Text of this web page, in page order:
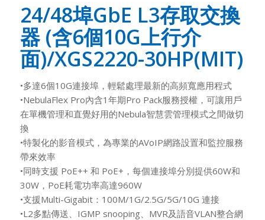
24/48埠GbE L3存取交換
器 (含6個10G上行介
面)/XGS2220-30HP(MIT)
•多達6個10G連接埠，輕鬆處理最新的高頻寬應用程式
•NebulaFlex Pro內含1年期Pro Pack服務授權，可讓用戶
在單機管理和直覺好用的Nebula智慧雲管理模式之間做切
換
•特製化的影音模式，為專業的AVoIP網路設置和監控服務
帶來效率
•同時支援 PoE++ 和 PoE+，每個連接埠分別提供60W和
30W，PoE耗電功率高達960W
•支援Multi-Gigabit：100M/1G/2.5G/5G/10G 連接
•L2多點傳送、IGMP snooping、MVR及語音VLAN整合網